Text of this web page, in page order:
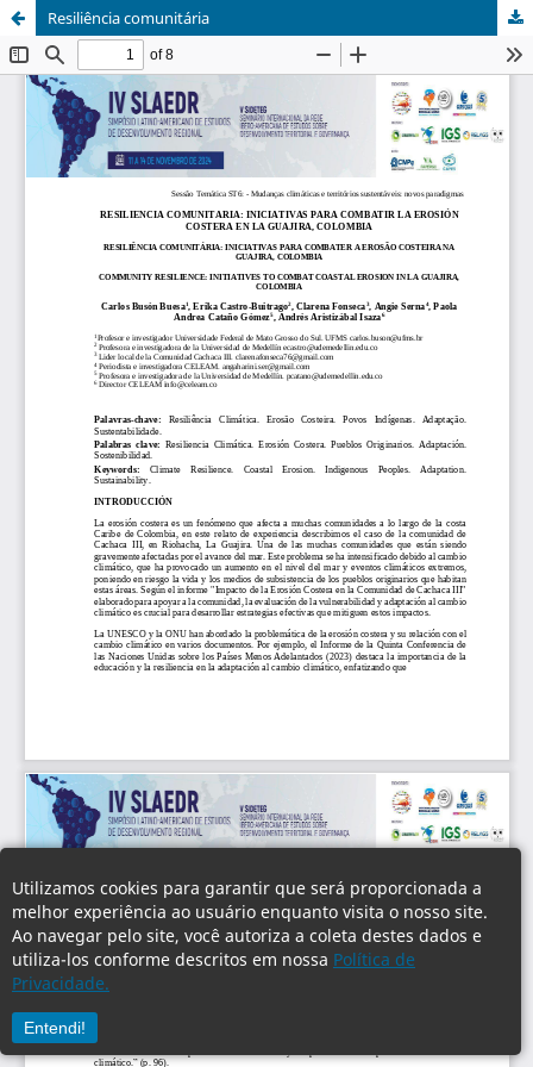
Utilizamos cookies para garantir que será proporcionada a
melhor experiência ao usuário enquanto visita o nosso site.
Ao navegar pelo site, você autoriza a coleta destes dados e
utiliza-los conforme descritos em nossa Política de
Privacidade.
Entendi!
Resiliência comunitária